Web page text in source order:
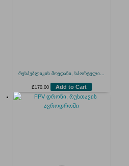
რესპუბლიკის მოედანი, სპორტული...
₾ 170.00 Add to Cart